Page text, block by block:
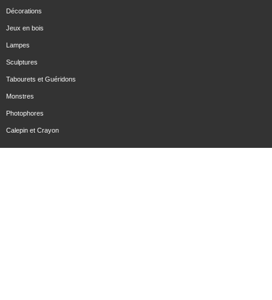
Décorations
Jeux en bois
Lampes
Sculptures
Tabourets et Guéridons
Monstres
Photophores
Calepin et Crayon